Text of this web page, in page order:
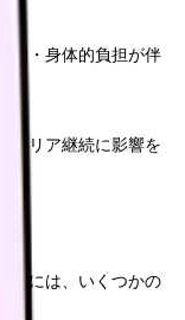
的・身体的負担が伴
ャリア継続に影響を
スには、いくつかの